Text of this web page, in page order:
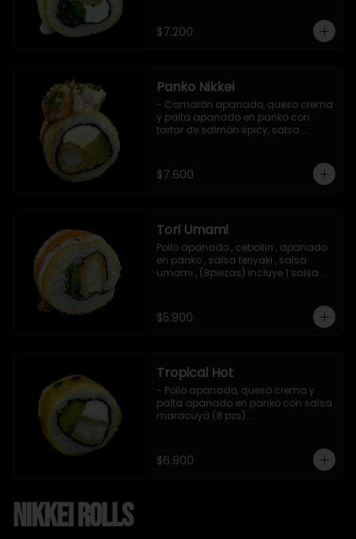
$7.200
Panko Nikkei
- Camarón apanado, queso crema
y palta apanado en panko con
tartar de salmón spicy, salsa
$7.600
Tori Umami
Pollo apanado , cebollin , apanado
en panko , salsa teriyaki , salsa
umami , (8piezas) incluye 1 salsa
$5.900
Tropical Hot
- Pollo apanado, queso crema y
palta apanado en panko con salsa
maracuyá (8 pzs).
$6.900
Nikkei Rolls